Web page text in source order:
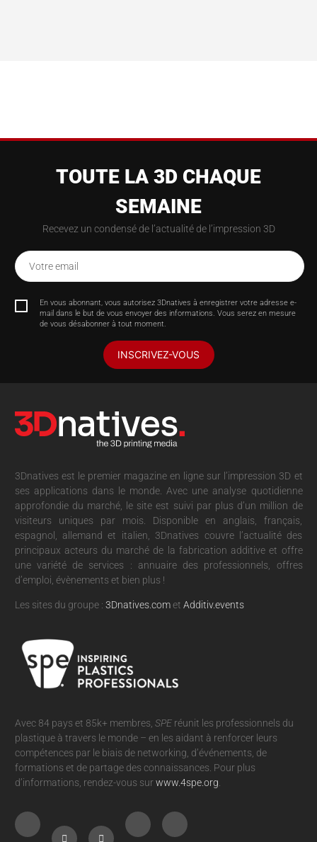
TOUTE LA 3D CHAQUE
SEMAINE
Recevez un condensé de l’actualité de l’impression 3D
Votre email
En vous abonnant, vous autorisez 3Dnatives à enregistrer votre adresse e-
mail dans le but de vous envoyer des informations. Vous serez en mesure
de vous désabonner à tout moment.
INSCRIVEZ-VOUS
3Dnatives est le premier magazine en ligne sur l’impression 3D et
ses applications dans le monde. Avec une analyse quotidienne
approfondie du marché, le site est suivi par plus d’un million de
visiteurs uniques par mois. Disponible en anglais, français,
espagnol, allemand et italien, 3Dnatives couvre l’actualité des
principaux acteurs du marché de la fabrication additive et offre
une variété de services : annuaire des professionnels, offres
d’emploi, évènements et bien plus !
Les sites du groupe : 3Dnatives.comet Additiv.events
Avec 84 pays et 85k+ membres, SPEréunit les professionnels du
plastique à travers le monde – en les aidant à renforcer leurs
compétences par le biais de networking, d’événements, de
formations et de partage des connaissances. Pour plus
d’informations, rendez-vous surwww.4spe.org